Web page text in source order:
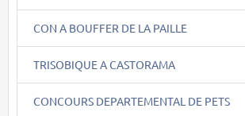
CON A BOUFFER DE LA PAILLE
TRISOBIQUE A CASTORAMA
CONCOURS DEPARTEMENTAL DE PETS